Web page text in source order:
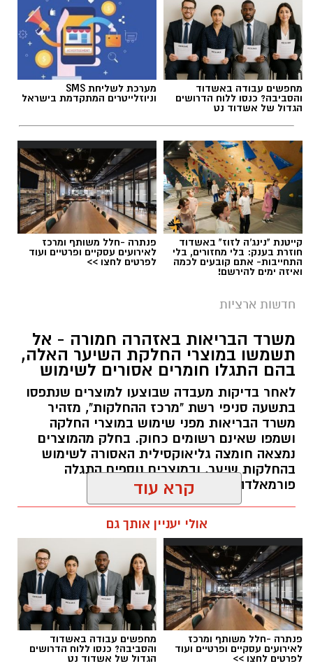
מחפשים עבודה באשדוד
והסביבה? כנסו ללוח הדרושים
הגדול של אשדוד נט
מערכת לשליחת SMS
וניוזלייטרים המתקדמת בישראל
קייטנת "נינג'ה לזוז" באשדוד
חוזרת בענק: בלי מחזורים, בלי
התחייבות- אתם קובעים לכמה
ואיזה ימים להירשם!
פנתרה -חלל משותף ומרכז
לאירועים עסקיים ופרטיים ועוד
לפרטים לחצו >>
חדשות ארציות
משרד הבריאות באזהרה חמורה - אל
תשמשו במוצרי החלקת השיער האלה,
בהם התגלו חומרים אסורים לשימוש
לאחר בדיקות מעבדה שבוצעו למוצרים שנתפסו
בתשעה סניפי רשת "מרכז ההחלקות", מזהיר
משרד הבריאות מפני שימוש במוצרי החלקה
ושמפו שאינם רשומים כחוק. בחלק מהמוצרים
נמצאה חומצה גליאוקסילית האסורה לשימוש
בהחלקות שיער, ובמוצרים נוספים התגלה
פורמאלדהיד - חומר המוגדר כמסרטן
תגים:משרד הבריאות, חומרים מסוכנים, מרכז
ההחלקות
קרא עוד
אולי יעניין אותך גם
פנתרה -חלל משותף ומרכז
לאירועים עסקיים ופרטיים ועוד
לפרטים לחצו >>
מחפשים עבודה באשדוד
והסביבה? כנסו ללוח הדרושים
הגדול של אשדוד נט